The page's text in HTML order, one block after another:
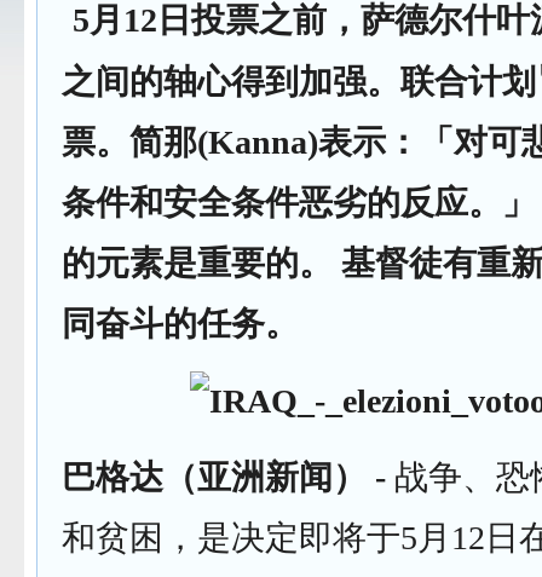
5月12日投票之前，萨德尔什
之间的轴心得到加强。联合计
票。简那(Kanna)表示：「对可
条件和安全条件恶劣的反应。
的元素是重要的。 基督徒有重
同奋斗的任务。
巴格达（亚洲新闻） - 战争、恐
和贫困，是决定即将于5月12日